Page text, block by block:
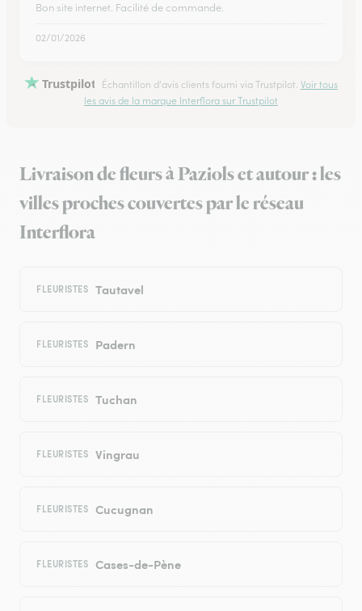
Bon site internet. Facilité de commande.
02/01/2026
Trustpilot Échantillon d'avis clients fourni via Trustpilot. Voir tous
les avis de la marque Interflora sur Trustpilot
Livraison de fleurs à Paziols et autour : les
villes proches couvertes par le réseau
Interflora
FLEURISTES Tautavel
FLEURISTES Padern
FLEURISTES Tuchan
FLEURISTES Vingrau
FLEURISTES Cucugnan
FLEURISTES Cases-de-Pène